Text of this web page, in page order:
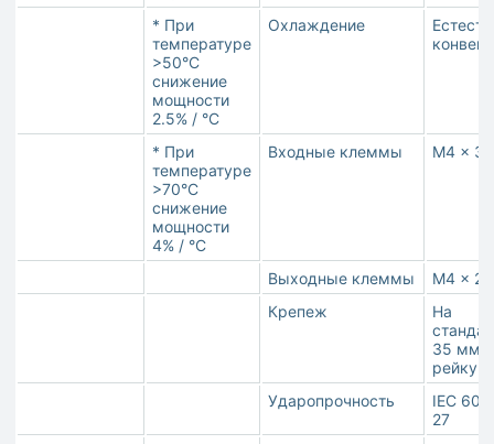
* При
температуре
>50°C
снижение
мощности
2.5% / °C
Охлаждение
* При
температуре
>70°C
снижение
мощности
4% / °C
Входные клеммы M4 x 3
Выходные клеммы
M4 x 2
Крепеж
На
35 мм
рейку
Ударопрочность
IEC
27